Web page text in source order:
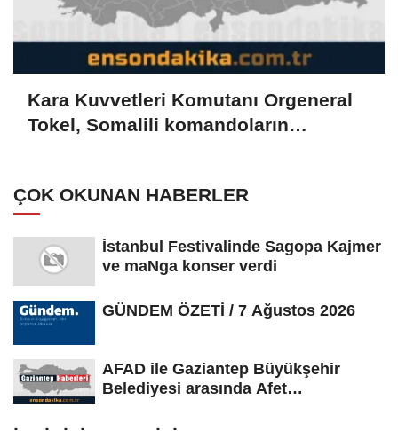
Kara Kuvvetleri Komutanı Orgeneral
Tokel, Somalili komandoların
ÇOK OKUNAN HABERLER
İstanbul Festivalinde Sagopa Kajmer
ve maNga konser verdi
GÜNDEM ÖZETİ / 7 Ağustos 2026
AFAD ile Gaziantep Büyükşehir
Belediyesi arasında Afet